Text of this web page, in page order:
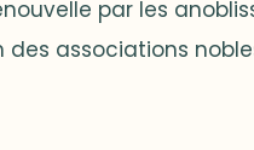
par les
des associations